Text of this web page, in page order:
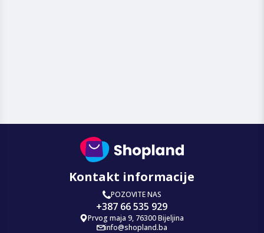
Kontakt informacije
POZOVITE NAS
+387 66 535 929
Prvog maja 9, 76300 Bijeljina
info@shopland.ba